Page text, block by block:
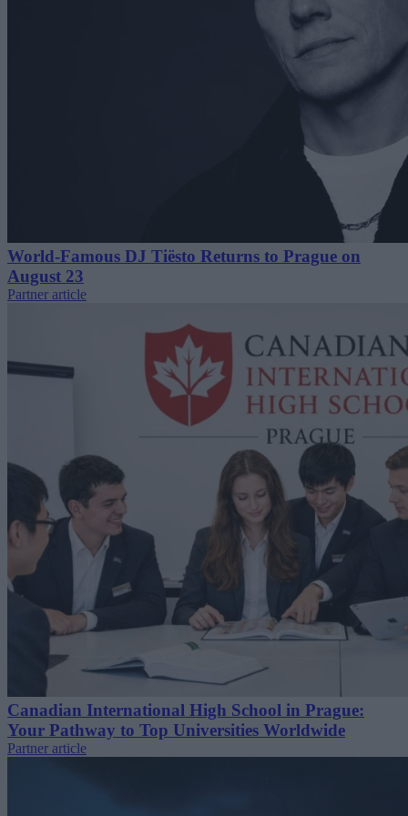
World-Famous DJ Tiësto Returns to Prague on
August 23
Partner article
Canadian International High School in Prague:
Your Pathway to Top Universities Worldwide
Partner article